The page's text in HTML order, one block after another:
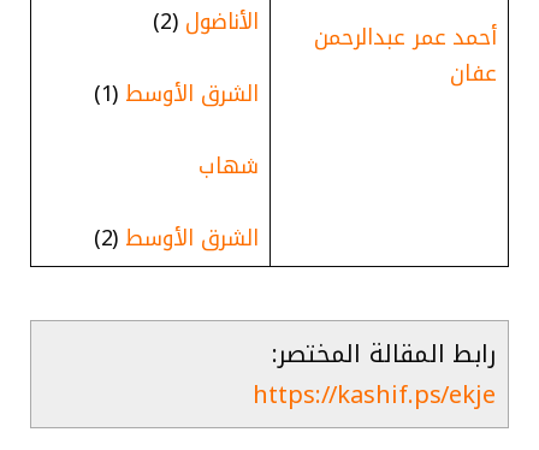
أحمد عمر عبدالرحمن
عفان
الأناضول(2)
الشرق الأوسط (1)
شهاب
الشرق الأوسط (2)
رابط المقالة المختصر:
https://kashif.ps/ekje